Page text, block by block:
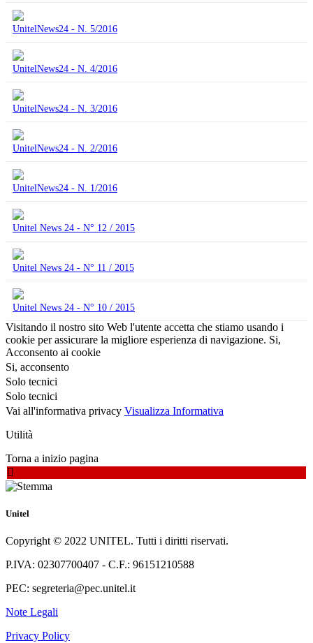
UnitelNews24 - N. 5/2016
UnitelNews24 - N. 4/2016
UnitelNews24 - N. 3/2016
UnitelNews24 - N. 2/2016
UnitelNews24 - N. 1/2016
Unitel News 24 - N° 12 / 2015
Unitel News 24 - N° 11 / 2015
Unitel News 24 - N° 10 / 2015
Visitando il nostro sito Web l'utente accetta che stiamo usando i
cookie per assicurare la migliore esperienza di navigazione. Si,
Acconsento ai cookie
Si, acconsento
Solo tecnici
Solo tecnici
Vai all'informativa privacy Visualizza Informativa
Utilità
Torna a inizio pagina
Unitel
Copyright © 2022 UNITEL. Tutti i diritti riservati.
P.IVA: 02307700407 - C.F.: 96151210588
PEC: segreteria@pec.unitel.it
Note Legali
Privacy Policy